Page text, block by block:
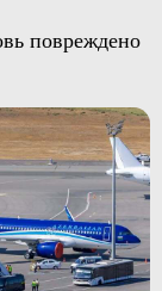
повреждено